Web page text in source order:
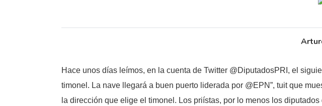
Hace unos días leímos, en la cuenta de Twitter @DiputadosPRI, el
timonel. La nave llegará a buen puerto liderada por @EPN”, tuit que
la dirección que elige el timonel. Los priístas, por lo menos los